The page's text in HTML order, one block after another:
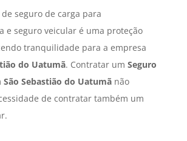
seguro de carga para
e seguro veicular é uma proteção
tranquilidade para a empresa
do Uatumã. Contratar um Seguro
São Sebastião do Uatumãnão
de contratar também um